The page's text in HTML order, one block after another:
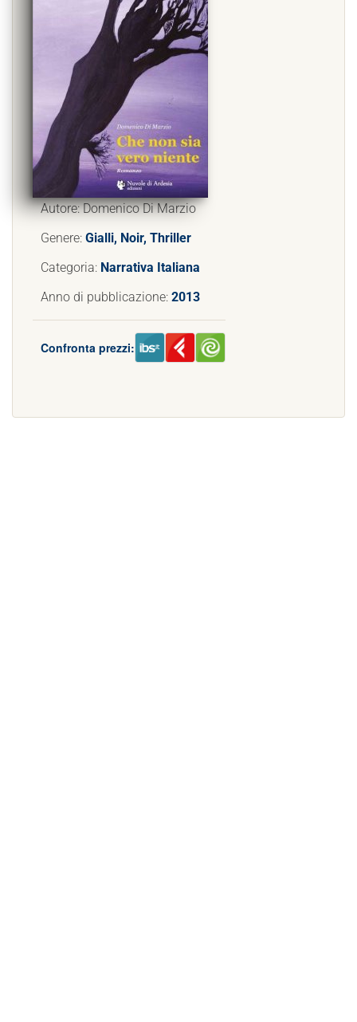
Autore: Domenico Di Marzio
Genere: Gialli, Noir, Thriller
Categoria: Narrativa Italiana
Anno di pubblicazione: 2013
Confronta prezzi: